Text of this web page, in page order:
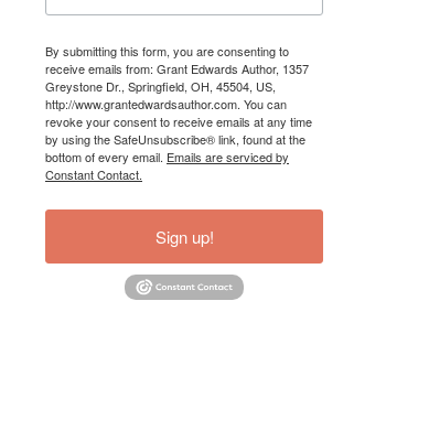
By submitting this form, you are consenting to
receive emails from: Grant Edwards Author, 1357
Greystone Dr., Springfield, OH, 45504, US,
http://www.grantedwardsauthor.com. You can
revoke your consent to receive emails at any time
by using the SafeUnsubscribe® link, found at the
bottom of every email. Emails are serviced by
Constant Contact.
Sign up!